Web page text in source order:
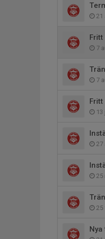
21
Fritt
7
7
13
27
25
25